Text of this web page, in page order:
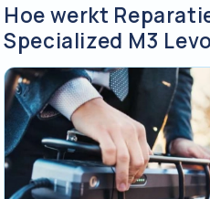
Hoe werkt
Specialized M3